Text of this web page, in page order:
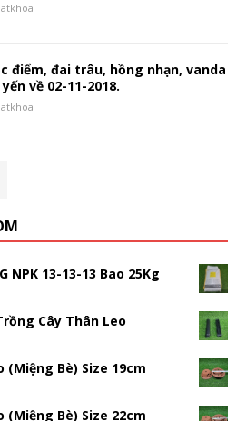
điểm, đai trâu, hồng nhạn, vanda
về 02-11-2018.
NPK 13-13-13 Bao 25Kg
Cây Thân Leo
(Miệng Bè) Size 19cm
(Miệng Bè) Size 22cm